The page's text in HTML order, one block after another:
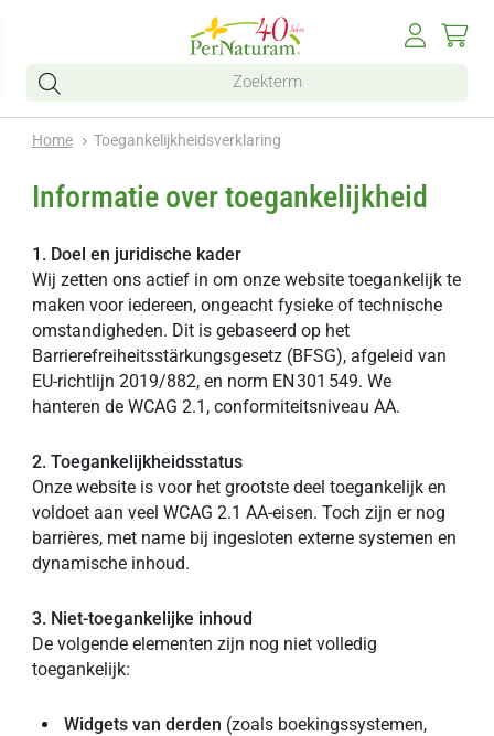
Home Toegankelijkheidsverklaring
Informatie over toegankelijkheid
1. Doel en juridische kader
Wij zetten ons actief in om onze website toegankelijk te
maken voor iedereen, ongeacht fysieke of technische
omstandigheden. Dit is gebaseerd op het
Barrierefreiheitsstärkungsgesetz (BFSG), afgeleid van
EU-richtlijn 2019/882, en norm EN 301 549. We
hanteren de WCAG 2.1, conformiteitsniveau AA.
2. Toegankelijkheidsstatus
Onze website is voor het grootste deel toegankelijk en
voldoet aan veel WCAG 2.1 AA-eisen. Toch zijn er nog
barrières, met name bij ingesloten externe systemen en
dynamische inhoud.
3. Niet-toegankelijke inhoud
De volgende elementen zijn nog niet volledig
toegankelijk:
Widgets van derden (zoals boekingssystemen,